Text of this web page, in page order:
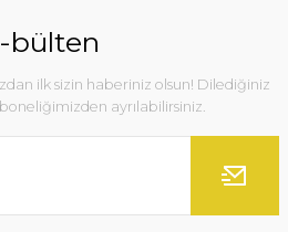
bülten
ilk sizin haberiniz olsun! Dilediğiniz
ayrılabilirsiniz.